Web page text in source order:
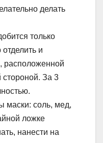
делать
только
и
расположенной
стороной. За 3
маски: соль, мед,
ложке
нанести на